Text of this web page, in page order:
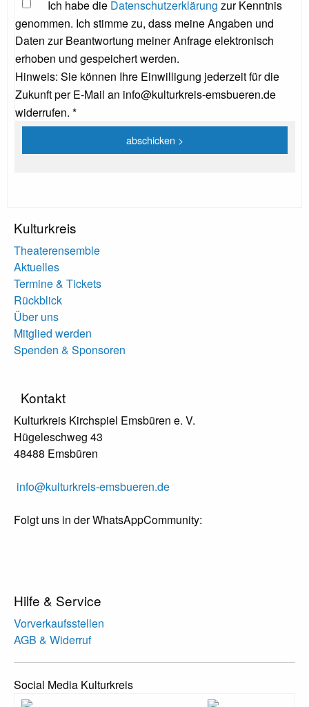
Ich habe die Datenschutzerklärung zur Kenntnis
genommen. Ich stimme zu, dass meine Angaben und
Daten zur Beantwortung meiner Anfrage elektronisch
erhoben und gespeichert werden.
Hinweis: Sie können Ihre Einwilligung jederzeit für die
Zukunft per E-Mail an info@kulturkreis-emsbueren.de
widerrufen. *
Kulturkreis
Theaterensemble
Aktuelles
Termine & Tickets
Rückblick
Über uns
Mitglied werden
Spenden & Sponsoren
Kontakt
Kulturkreis Kirchspiel Emsbüren e. V.
Hügeleschweg 43
48488 Emsbüren
info@kulturkreis-emsbueren.de
Folgt uns in der WhatsAppCommunity:
Hilfe & Service
Vorverkaufsstellen
AGB & Widerruf
Social Media Kulturkreis